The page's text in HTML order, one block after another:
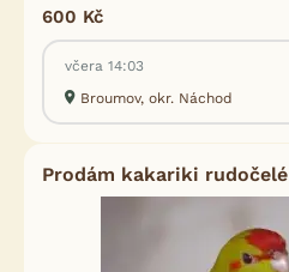
600 Kč
včera 14:03
Broumov, okr. Náchod
Prodám kakariki rudočelé